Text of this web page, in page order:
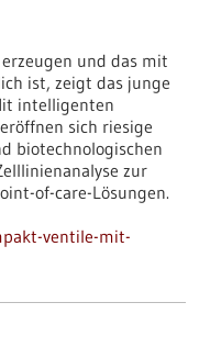
und das mit
ist, zeigt das junge
intelligenten
sich riesige
biotechnologischen
zur
of-care-Lösungen.
ventile-mit-